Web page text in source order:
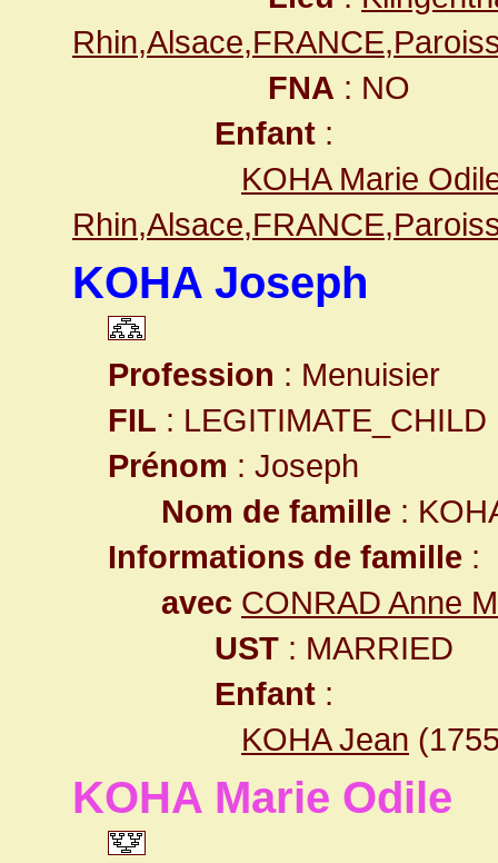
FNA : NO
Enfant :
KOHA Marie
KOHA Joseph
Profession : Menuisier
FIL : LEGITIMATE_CHILD
Prénom : Joseph
Nom de famille :
Informations de famille :
avec CONRAD Anne
UST : MARRIED
Enfant :
KOHA Jean
KOHA Marie Odile